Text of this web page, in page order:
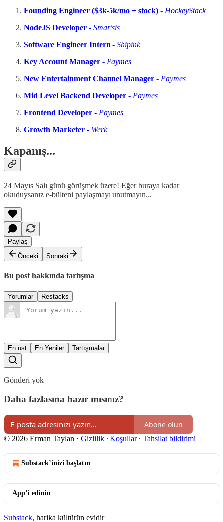
Founding Engineer ($3k-5k/mo + stock) - HockeyStack
NodeJS Developer - Smartsis
Software Engineer Intern - Shipink
Key Account Manager - Paymes
New Entertainment Channel Manager - Paymes
Mid Level Backend Developer - Paymes
Frontend Developer - Paymes
Growth Marketer - Werk
Kapanış...
24 Mayıs Salı günü görüşmek üzere! Eğer buraya kadar
okuduysanız e-bülteni paylaşmayı unutmayın...
Paylaş
Önceki
Sonraki
Bu post hakkında tartışma
Yorumlar Restacks
En üst En Yeniler Tartışmalar
Gönderi yok
Daha fazlasına hazır mısınız?
Abone olun
© 2026 Erman Taylan · Gizlilik ∙ Koşullar∙ Tahsilat bildirimi
Substack’inizi başlatın
App’i edinin
Substack, harika kültürün evidir